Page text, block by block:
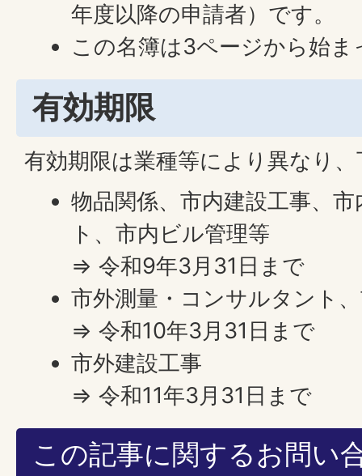
年度以降の申請者）です。
この名簿は3ページから始
有効期限
有効期限は業種等により異なり
物品関係、市内建設工事、
ト、市内ビル管理等
⇒ 令和9年3月31日まで
市外測量・コンサルタント
⇒ 令和10年3月31日まで
市外建設工事
⇒ 令和11年3月31日まで
この記事に関するお問い